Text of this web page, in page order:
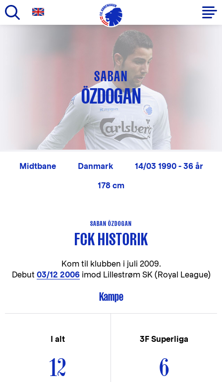
SABAN
ÖZDOGAN
Midtbane Danmark 14/03 1990 - 36 år
178 cm
SABAN ÖZDOGAN
FCK HISTORIK
Kom til klubben i juli 2009.
Debut 03/12 2006imod Lillestrøm SK (Royal League)
Kampe
I alt
12
3F Superliga
6